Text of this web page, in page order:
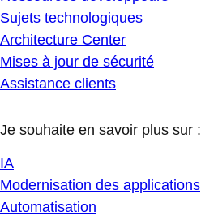
Sujets technologiques
Architecture Center
Mises à jour de sécurité
Assistance clients
Je souhaite en savoir plus sur :
IA
Modernisation des applications
Automatisation